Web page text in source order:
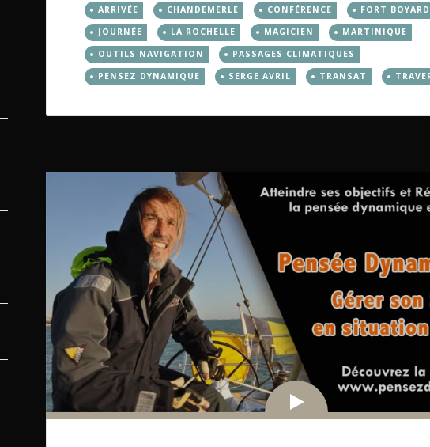
ARRIVÉE CHANDEMERLE CONFÉRENCE
FORT BOYARD
JOURNÉE
LA ROCHELLE MAGICIEN
MARTINIQUE
OUTILS NAVIGATION
PASSAGES CLIMATIQUES
PENSEZ DYNAMIQUE
SERGE AVRIL TRANSAT
Vidéo